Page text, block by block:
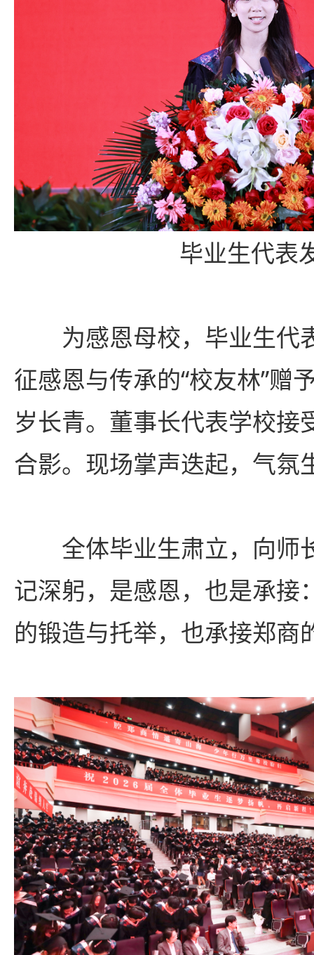
毕业生代表
为感恩母校，毕业生代
征感恩与传承的“校友林”赠
岁长青。董事长代表学校接
合影。现场掌声迭起，气氛
全体毕业生肃立，向
记深躬，是感恩，也是承接
的锻造与托举，也承接郑商